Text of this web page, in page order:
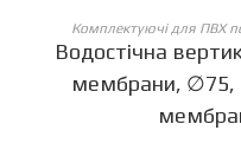
Комплектуючі для ПВХ
Водостічна
мембрани, ∅75,